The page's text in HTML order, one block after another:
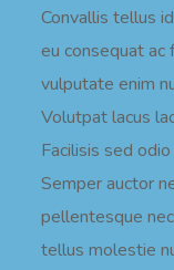
Convallis tellus
eu consequat
vulputate enim
Volutpat lacus
Facilisis sed
Semper auctor
pellentesque
tellus molestie